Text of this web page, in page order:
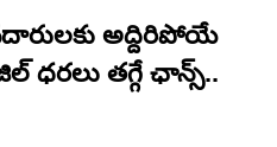
అద్దిరిపోయే
ధరలు తగ్గే ఛాన్స్..